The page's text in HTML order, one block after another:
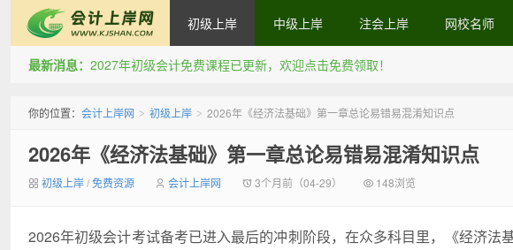
初级上岸 中级上岸 注会上岸 网校名师
最新消息： 2027年初级会计免费课程已更新，欢迎点击免费领取！
你的位置： 会计上岸网 > 初级上岸 > 2026年《经济法基础》第一章总论易错易混淆知识点
2026年《经济法基础》第一章总论易错易混淆知识点
初级上岸/免费资源 会计上岸网 3个月前（04-29） 148浏览
2026年初级会计考试备考已进入最后的冲刺阶段，在众多科目里，《经济法